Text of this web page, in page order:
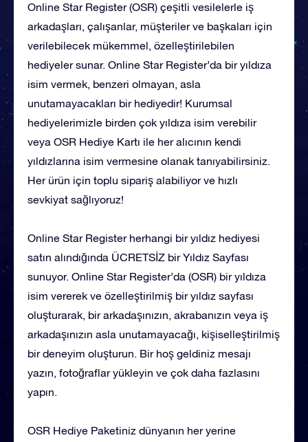
Online Star Register (OSR) çeşitli vesilelerle iş
arkadaşları, çalışanlar, müşteriler ve başkaları için
verilebilecek mükemmel, özelleştirilebilen
hediyeler sunar. Online Star Register’da bir yıldıza
isim vermek, benzeri olmayan, asla
unutamayacakları bir hediyedir! Kurumsal
hediyelerimizle birden çok yıldıza isim verebilir
veya OSR Hediye Kartı ile her alıcının kendi
yıldızlarına isim vermesine olanak tanıyabilirsiniz.
Her ürün için toplu sipariş alabiliyor ve hızlı
sevkiyat sağlıyoruz!
Online Star Register herhangi bir yıldız hediyesi
satın alındığında ÜCRETSİZ bir Yıldız Sayfası
sunuyor. Online Star Register’da (OSR) bir yıldıza
isim vererek ve özelleştirilmiş bir yıldız sayfası
oluşturarak, bir arkadaşınızın, akrabanızın veya iş
arkadaşınızın asla unutamayacağı, kişiselleştirilmiş
bir deneyim oluşturun. Bir hoş geldiniz mesajı
yazın, fotoğraflar yükleyin ve çok daha fazlasını
yapın.
OSR Hediye Paketiniz dünyanın her yerine